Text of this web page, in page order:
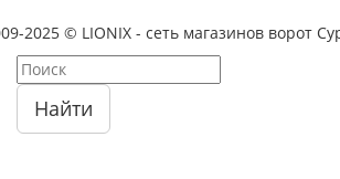
2025 © LIONIX - сеть магазинов ворот
Найти